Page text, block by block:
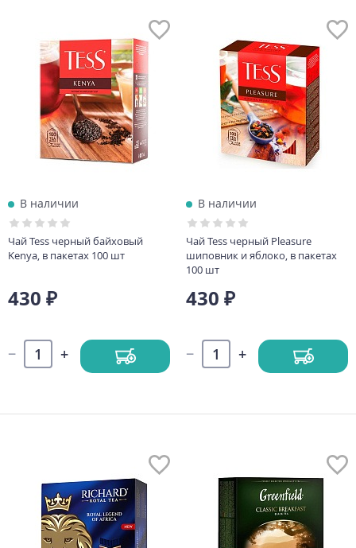
В наличии
Чай Tess черный байховый
Kenya, в пакетах 100 шт
430 ₽
В наличии
Чай Tess черный Pleasure
шиповник и яблоко, в пакетах
100 шт
430 ₽